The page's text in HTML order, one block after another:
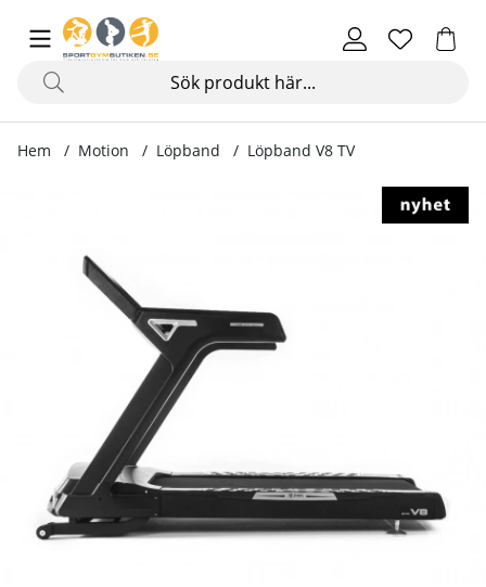
Hem Motion Löpband Löpband V8 TV